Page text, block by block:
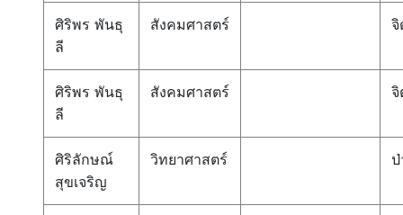
ศิริพร พันธุ
ลี
สังคมศาสตร์ จิ
ศิริพร พันธุ
ลี
สังคมศาสตร์ จิ
ศิริลักษณ์
สุขเจริญ
วิทยาศาสตร์ ป่